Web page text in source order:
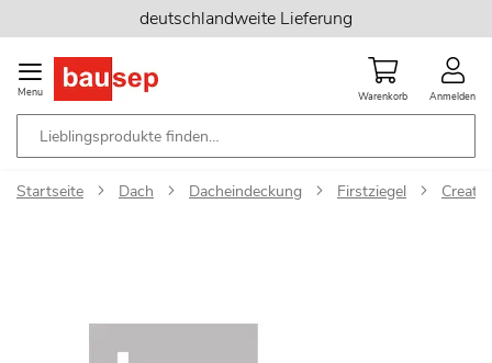
Inhalt
springen
deutschlandweite Lieferung
Menu Warenkorb Anmelden
Startseite Dach Dacheindeckung Firstziegel